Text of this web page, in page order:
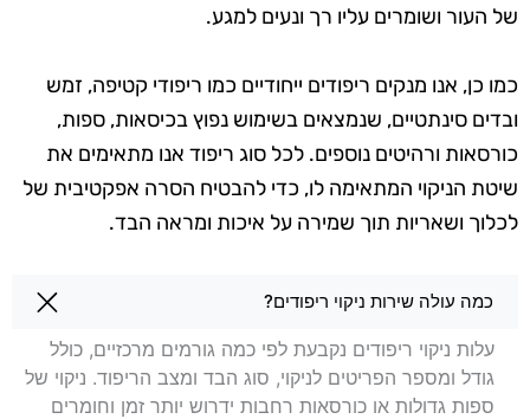
של העור ושומרים עליו רך ונעים למגע.
כמו כן, אנו מנקים ריפודים ייחודיים כמו ריפודי קטיפה, זמש
ובדים סינתטיים, שנמצאים בשימוש נפוץ בכיסאות, ספות,
כורסאות ורהיטים נוספים. לכל סוג ריפוד אנו מתאימים את
שיטת הניקוי המתאימה לו, כדי להבטיח הסרה אפקטיבית של
לכלוך ושאריות תוך שמירה על איכות ומראה הבד.
שאלות בנושא ניקוי ריפודים בלוד
כמה עולה שירות ניקוי ריפודים?
עלות ניקוי ריפודים נקבעת לפי כמה גורמים מרכזיים, כולל
גודל ומספר הפריטים לניקוי, סוג הבד ומצב הריפוד. ניקוי של
ספות גדולות או כורסאות רחבות ידרוש יותר זמן וחומרים